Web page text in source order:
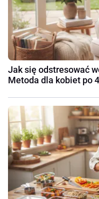
Jak się odstresować
Metoda dla kobiet po